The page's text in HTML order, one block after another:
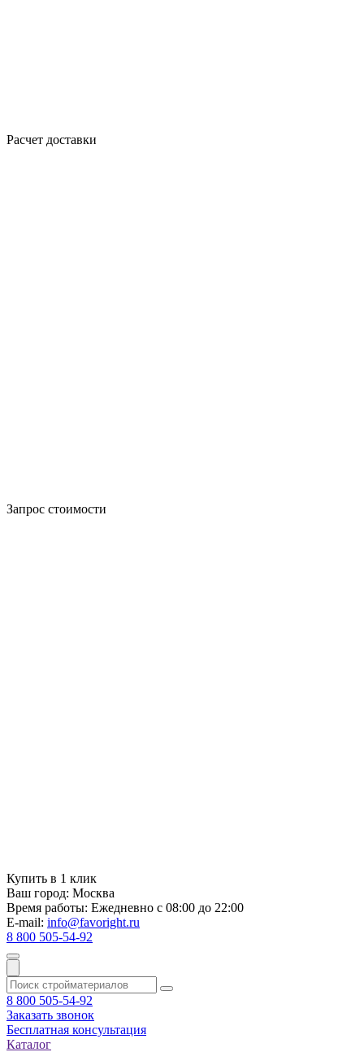
Расчет доставки
Запрос стоимости
Купить в 1 клик
Ваш город: Москва
Время работы: Ежедневно с 08:00 до 22:00
E-mail: info@favoright.ru
8 800 505-54-92
8 800 505-54-92
Заказать звонок
Бесплатная консультация
Каталог